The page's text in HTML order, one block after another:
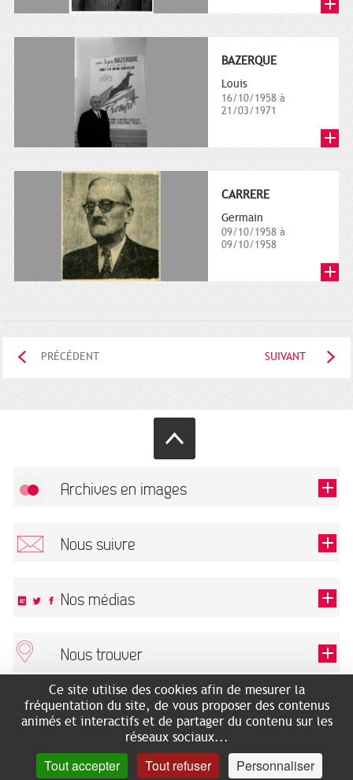
BAZERQUE
Louis
16/10/1958 à
21/03/1971
CARRERE
Germain
09/10/1958 à
09/10/1958
PRÉCÉDENT SUIVANT
Archives en images
Nous suivre
Ce champ est exigé.
Nos médias
Nous trouver
ARCHIVES MUNICIPALES
2 rue des Archives
Accès mobilité réduite :
7 avenue de Bellevue
RECHERCHES GÉNÉALOGIQUES
NOUS CONNAÎTRE
SERVICE ÉDUCATIF
LES ARCHIVES EN LIGNE
HISTOIRE DE TOULOUSE
Ce site utilise des cookies afin de mesurer la
fréquentation du site, de vous proposer des contenus
animés et interactifs et de partager du contenu sur les
réseaux sociaux...
Tout accepter Tout refuser Personnaliser